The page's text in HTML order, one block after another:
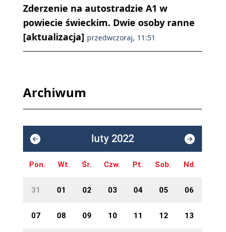
Zderzenie na autostradzie A1 w
powiecie świeckim. Dwie osoby ranne
[aktualizacja] przedwczoraj, 11:51
Archiwum
luty 2022
Pon. Wt. Śr. Czw. Pt. Sob. Nd.
31 01 02 03 04 05 06
07 08 09 10 11 12 13